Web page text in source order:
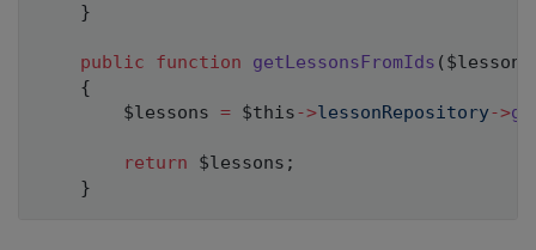
}
public function getLessonsFromIds (
{
$lessons = $this->lessonRepository->
return $lessons ;
}